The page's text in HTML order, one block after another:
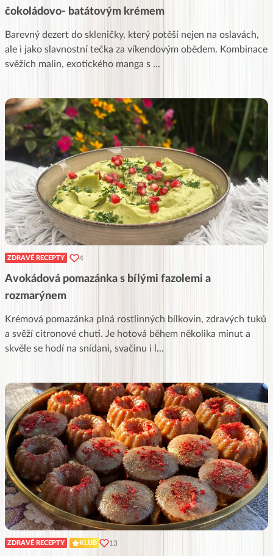
čokoládovo- batátovým krémem
Barevný dezert do skleničky, který potěší nejen na oslavách,
ale i jako slavnostní tečka za víkendovým obědem. Kombinace
svěžích malin, exotického manga s ...
ZDRAVÉ RECEPTY 4
Avokádová pomazánka s bílými fazolemi a
rozmarýnem
Krémová pomazánka plná rostlinných bílkovin, zdravých tuků
a svěží citronové chuti. Je hotová během několika minut a
skvěle se hodí na snídani, svačinu i l ...
ZDRAVÉ RECEPTY KLUB 13